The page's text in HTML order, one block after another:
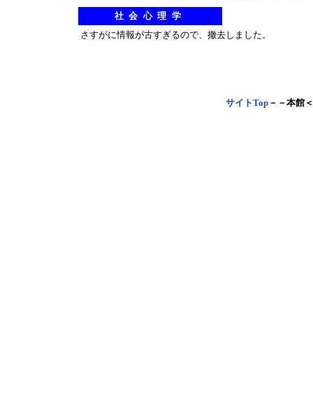
社会心理学
さすがに情報が古すぎるので、撤去しました。
サイトTop －－本館